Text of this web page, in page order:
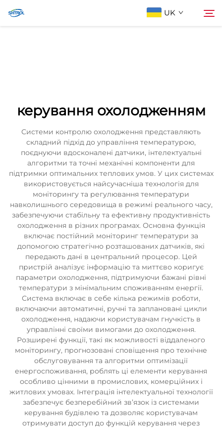
UK
Зв'яжіться з нами
керування охолодженням
Системи контролю охолодження представляють
складний підхід до управління температурою,
поєднуючи вдосконалені датчики, інтелектуальні
алгоритми та точні механічні компоненти для
підтримки оптимальних теплових умов. У цих системах
використовується найсучасніша технологія для
моніторингу та регулювання температури
навколишнього середовища в режимі реального часу,
забезпечуючи стабільну та ефективну продуктивність
охолодження в різних програмах. Основна функція
включає постійний моніторинг температури за
допомогою стратегічно розташованих датчиків, які
передають дані в центральний процесор. Цей
пристрій аналізує інформацію та миттєво коригує
параметри охолодження, підтримуючи бажані рівні
температури з мінімальним споживанням енергії.
Система включає в себе кілька режимів роботи,
включаючи автоматичні, ручні та заплановані цикли
охолодження, надаючи користувачам гнучкість в
управлінні своїми вимогами до охолодження.
Розширені функції, такі як можливості віддаленого
моніторингу, прогнозовані сповіщення про технічне
обслуговування та алгоритми оптимізації
енергоспоживання, роблять ці елементи керування
особливо цінними в промислових, комерційних і
житлових умовах. Інтеграція інтелектуальної технології
забезпечує безперебійний зв’язок із системами
керування будівлею та дозволяє користувачам
отримувати доступ до функцій керування через